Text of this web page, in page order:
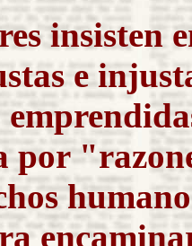
insisten
e
por